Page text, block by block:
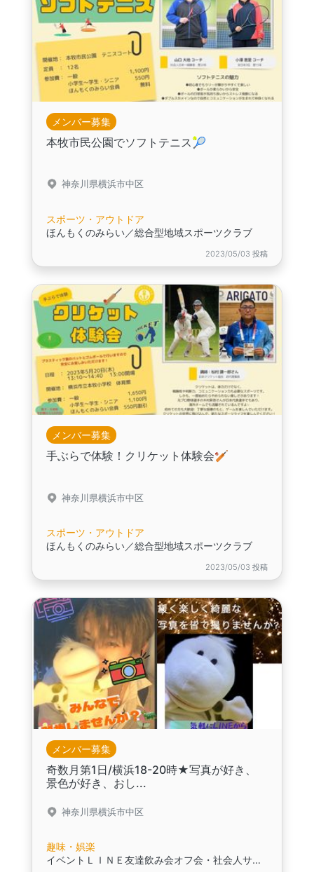
メンバー募集
本牧市民公園でソフトテニス🎾
神奈川県横浜市中区
スポーツ・アウトドア
ほんもくのみらい／総合型地域スポーツクラブ
2023/05/03 投稿
メンバー募集
手ぶらで体験！クリケット体験会🏏
神奈川県横浜市中区
スポーツ・アウトドア
ほんもくのみらい／総合型地域スポーツクラブ
2023/05/03 投稿
メンバー募集
奇数月第1日/横浜18-20時★写真が好き、
景色が好き、おし...
神奈川県横浜市中区
趣味・娯楽
イベントＬＩＮＥ友達飲み会オフ会・社会人サークル交流パーティ